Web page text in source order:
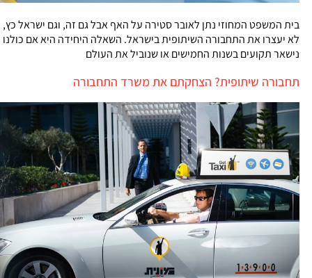
בית המשפט המחוזי נתן לאובר סטירה על האף אבל גם זה, וגם ישראל כץ,
לא יעצרו את התחבורה השיתופית בישראל. השאלה היחידה היא אם כולנו
נישאר תקועים בשנות החמישים או שנוביל את העולם
תחבורה שיתופית? הצחקתם את משרד התחבורה